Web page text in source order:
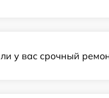
у вас срочный